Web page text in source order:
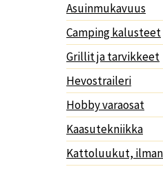
Asuinmukavuus
Camping kalusteet
Grillit ja tarvikkeet
Hevostraileri
Hobby varaosat
Kaasutekniikka
Kattoluukut,